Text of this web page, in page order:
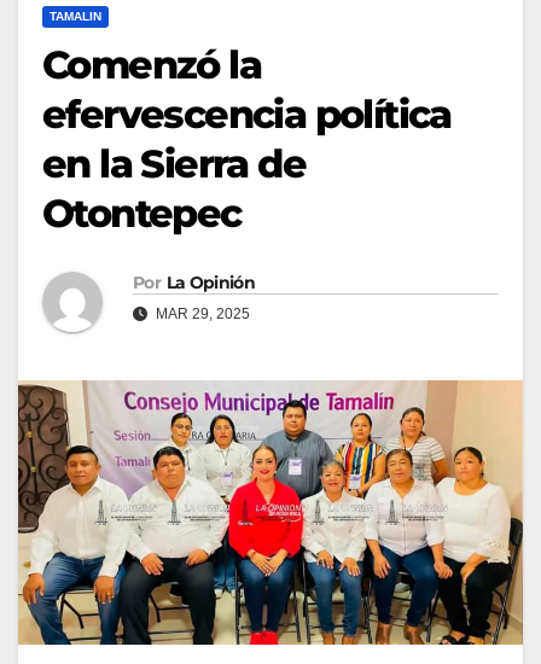
TAMALIN
Comenzó la
efervescencia política
en la Sierra de
Otontepec
Por La Opinión
MAR 29, 2025